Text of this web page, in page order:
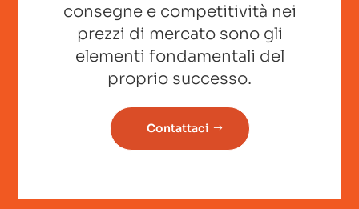
consegne e competitività nei
prezzi di mercato sono gli
elementi fondamentali del
proprio successo.
Contattaci